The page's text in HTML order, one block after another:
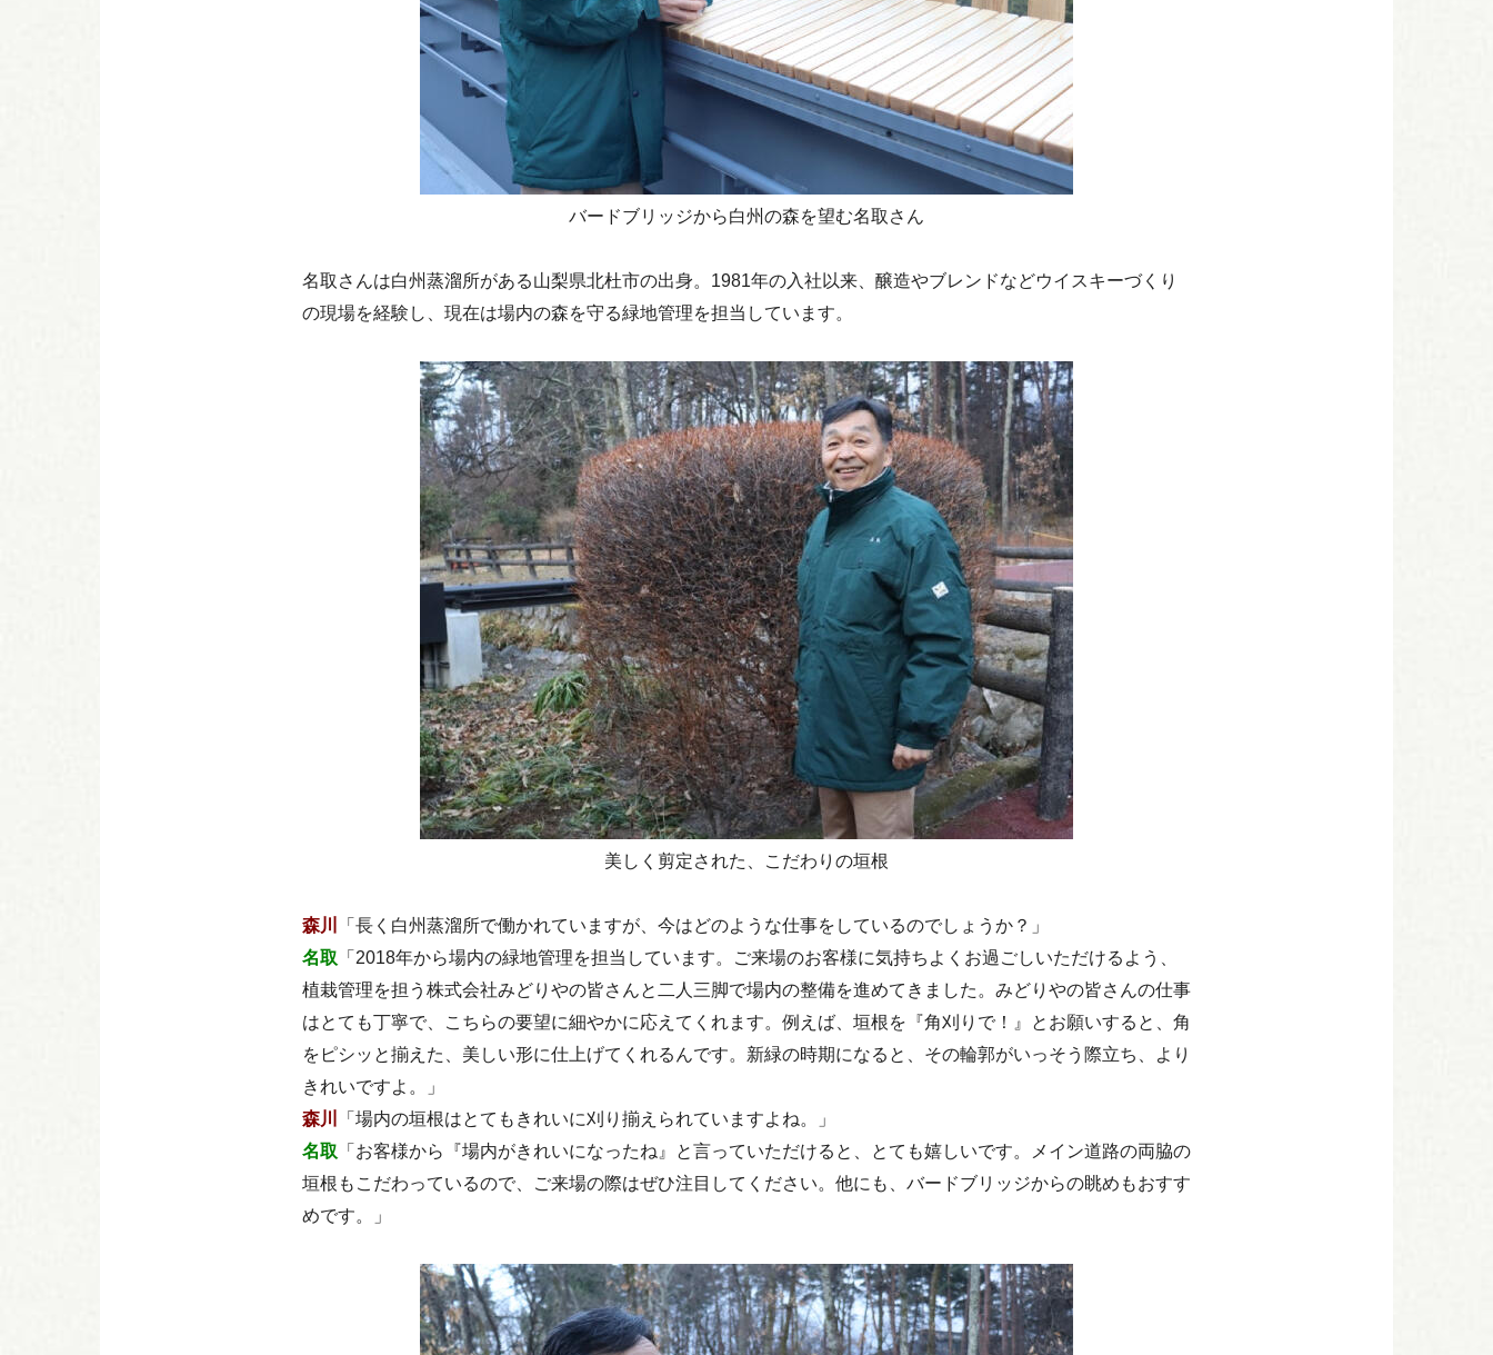
バードブリッジから白州の森を望む名取さん
名取さんは白州蒸溜所がある山梨県北杜市の出身。1981年の入社以来、醸造やブレンドなどウイスキーづくり
の現場を経験し、現在は場内の森を守る緑地管理を担当しています。
美しく剪定された、こだわりの垣根
森川
「長く白州蒸溜所で働かれていますが、今はどのような仕事をしているのでしょうか？」
名取 「2018年から場内の緑地管理を担当しています。ご来場のお客様に気持ちよくお過ごしいただけるよう、
植栽管理を担う株式会社みどりやの皆さんと二人三脚で場内の整備を進めてきました。みどりやの皆さんの仕事
はとても丁寧で、こちらの要望に細やかに応えてくれます。例えば、垣根を『角刈りで！』とお願いすると、角
をピシッと揃えた、美しい形に仕上げてくれるんです。新緑の時期になると、その輪郭がいっそう際立ち、より
きれいですよ。」
森川
「場内の垣根はとてもきれいに刈り揃えられていますよね。」
名取 「お客様から『場内がきれいになったね』と言っていただけると、とても嬉しいです。メイン道路の両脇の
垣根もこだわっているので、ご来場の際はぜひ注目してください。他にも、バードブリッジからの眺めもおすす
めです。」